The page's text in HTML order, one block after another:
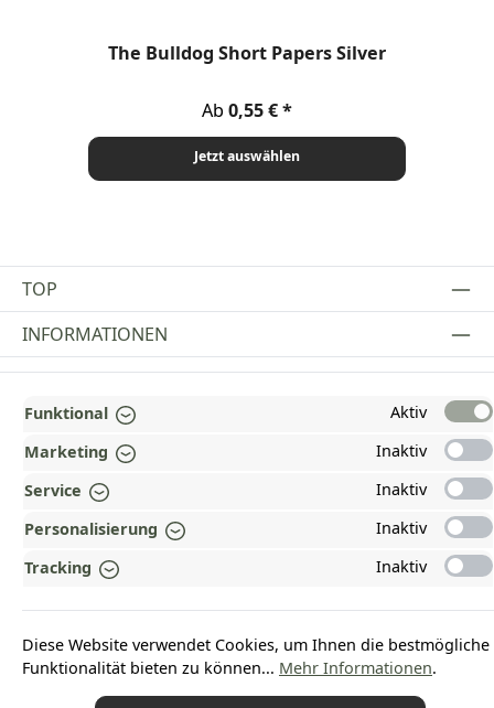
The Bulldog Short Papers Silver
Regulärer Preis:
Ab 0,55 €
Jetzt auswählen
TOP
Vertrag widerrufen
INFORMATIONEN
GESETZLICHE INFORMATIONEN
ZAHLUNGS- UND VERSANDARTEN
AUSGEZEICHNET UND ZERTIFIZIERT!
WARUM HEAD-SHOP.DE?
UNSERE COMMUNITIES
Funktional
Aktiv
Marketing
Inaktiv
Service
Inaktiv
Personalisierung
Inaktiv
Tracking
Inaktiv
Diese Website verwendet Cookies, um Ihnen die bestmögliche
Funktionalität bieten zu können... Mehr Informationen.